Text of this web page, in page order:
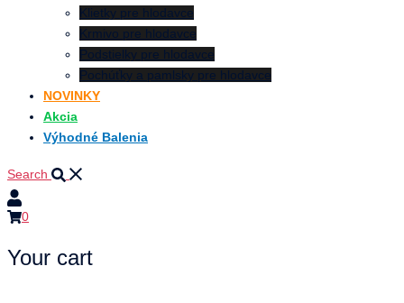
Klietky pre hlodavce
Krmivo pre hlodavce
Podstielky pre hlodavce
Pochúťky a pamlsky pre hlodavce
NOVINKY
Akcia
Výhodné Balenia
Search
0
Your cart